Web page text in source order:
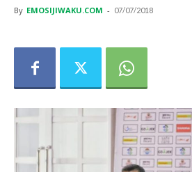
By EMOSIJIWAKU.COM - 07/07/2018